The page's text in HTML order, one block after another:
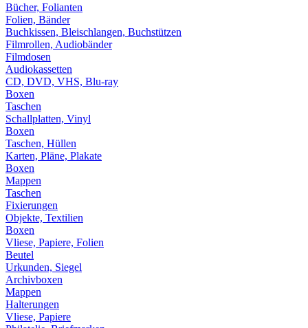
Bücher, Folianten
Folien, Bänder
Buchkissen, Bleischlangen, Buchstützen
Filmrollen, Audiobänder
Filmdosen
Audiokassetten
CD, DVD, VHS, Blu-ray
Boxen
Taschen
Schallplatten, Vinyl
Boxen
Taschen, Hüllen
Karten, Pläne, Plakate
Boxen
Mappen
Taschen
Fixierungen
Objekte, Textilien
Boxen
Vliese, Papiere, Folien
Beutel
Urkunden, Siegel
Archivboxen
Mappen
Halterungen
Vliese, Papiere